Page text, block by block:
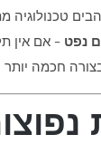
טכנולוגיה
– אם אין
חכמה יותר